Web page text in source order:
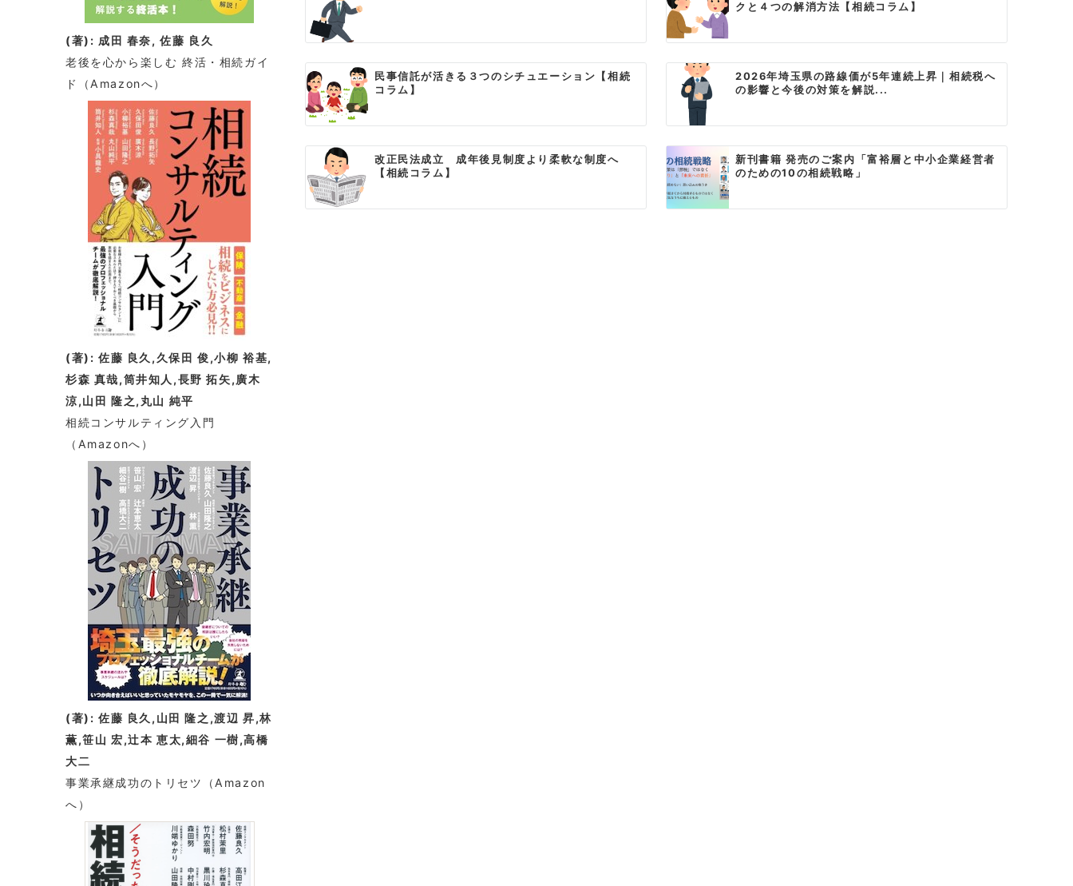
クと４つの解消方法【相続コラム】
民事信託が活きる３つのシチュエーション【相続
コラム】
2026年埼玉県の路線価が5年連続上昇｜相続税へ
の影響と今後の対策を解説...
改正民法成立 成年後見制度より柔軟な制度へ
【相続コラム】
新刊書籍 発売のご案内「富裕層と中小企業経営者
のための10の相続戦略」
(著): 成田 春奈, 佐藤 良久
老後を心から楽しむ 終活・相続ガイ
ド
（Amazonへ）
(著): 佐藤 良久,久保田 俊,小柳 裕基,
杉森 真哉,筒井知人,長野 拓矢,廣木
涼,山田 隆之,丸山 純平
相続コンサルティング入門
（Amazonへ）
(著): 佐藤 良久,山田 隆之,渡辺 昇,林
薫,笹山 宏,辻本 恵太,細谷 一樹,高橋
大二
事業承継成功のトリセツ
（Amazon
へ）